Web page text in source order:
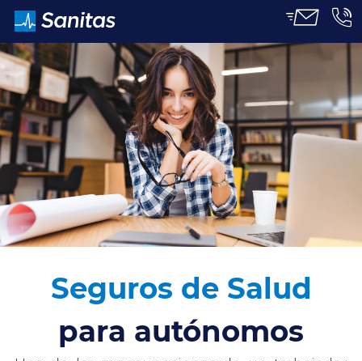
CERRAR
Seguros de Salud
para autónomos